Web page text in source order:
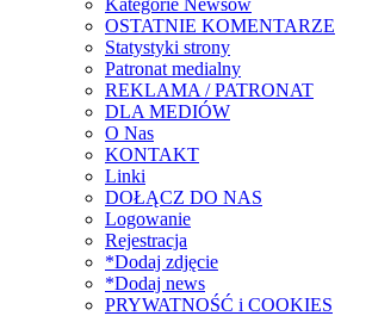
Kategorie Newsów
OSTATNIE KOMENTARZE
Statystyki strony
Patronat medialny
REKLAMA / PATRONAT
DLA MEDIÓW
O Nas
KONTAKT
Linki
DOŁĄCZ DO NAS
Logowanie
Rejestracja
*Dodaj zdjęcie
*Dodaj news
PRYWATNOŚĆ i COOKIES